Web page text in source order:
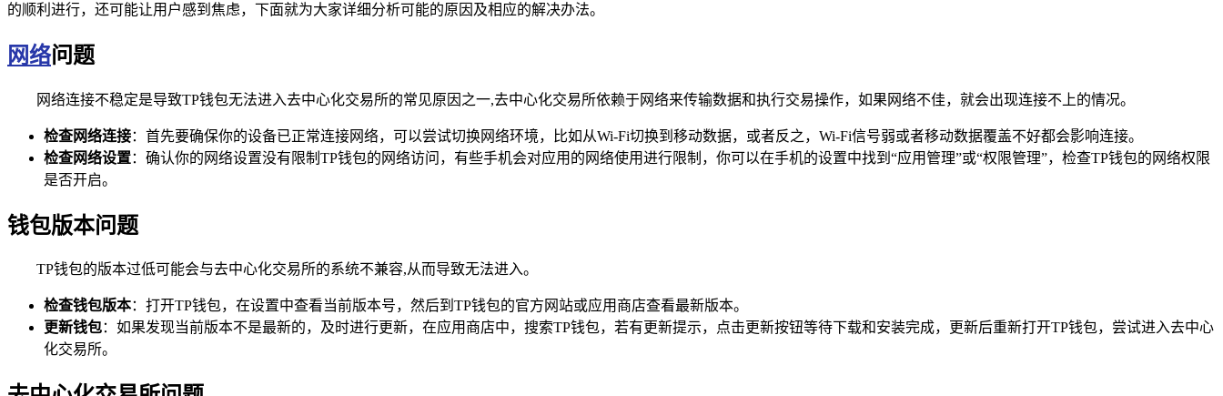
的顺利进行，还可能让用户感到焦虑，下面就为大家详细分析可能的原因及相应的解决办法。
网络问题
网络连接不稳定是导致TP钱包无法进入去中心化交易所的常见原因之一,去中心化交易所依赖于网络来传输数据和执行交易操作，如果网络不佳，就会出现连接不上的情况。
检查网络连接：首先要确保你的设备已正常连接网络，可以尝试切换网络环境，比如从Wi-Fi切换到移动数据，或者反之，Wi-Fi信号弱或者移动数据覆盖不好都会影响连接。
检查网络设置：确认你的网络设置没有限制TP钱包的网络访问，有些手机会对应用的网络使用进行限制，你可以在手机的设置中找到“应用管理”或“权限管理”，检查TP钱包的网络权限
是否开启。
钱包版本问题
TP钱包的版本过低可能会与去中心化交易所的系统不兼容,从而导致无法进入。
检查钱包版本：打开TP钱包，在设置中查看当前版本号，然后到TP钱包的官方网站或应用商店查看最新版本。
更新钱包：如果发现当前版本不是最新的，及时进行更新，在应用商店中，搜索TP钱包，若有更新提示，点击更新按钮等待下载和安装完成，更新后重新打开TP钱包，尝试进入去中心
化交易所。